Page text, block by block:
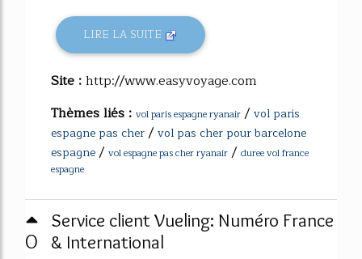
LIRE LA SUITE
Site :http://www.easyvoyage.com
Thèmes liés : vol paris espagne ryanair / vol paris
espagne pas cher/ vol pas cher pour barcelone
espagne/ vol espagne pas cher ryanair / duree vol france
espagne
0
Service client Vueling: Numéro France
& International